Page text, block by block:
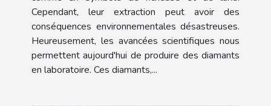
Cependant, leur extraction peut avoir des
conséquences environnementales désastreuses.
Heureusement, les avancées scientifiques nous
permettent aujourd'hui de produire des diamants
en laboratoire. Ces diamants,...